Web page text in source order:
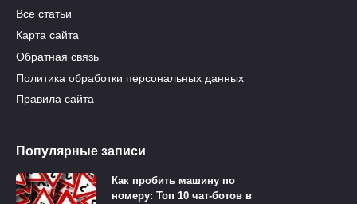
Все статьи
Карта сайта
Обратная связь
Политика обработки персональных данных
Правила сайта
Популярные записи
Как пробить машину по
номеру: Топ 10 чат-ботов в